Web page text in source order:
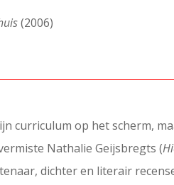
(2006)
curriculum op het scherm,
Nathalie Geijsbregts (
dichter en literair